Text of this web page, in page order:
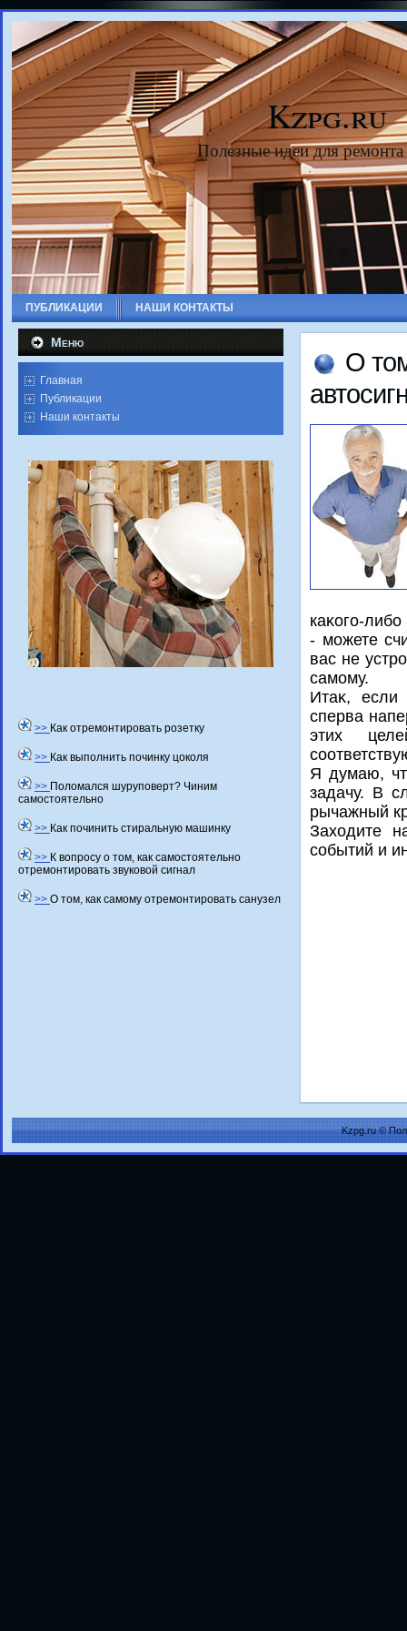
Kzpg.ru
Полезные идеи для
ПУБЛИКАЦИИ НАШИ КОНТАКТЫ
Меню
Главная
Публикации
Наши контакты
>> Как отремонтировать розетку
>> Как выполнить починку цоколя
>> Поломался шуруповерт? Чиним
самостоятельно
>> Как починить стиральную машинку
>> К вопросу о том, как самостоятельно
отремонтировать звуковой сигнал
>> О том, как самому отремонтировать санузел
О
каκого-
- можете
вас не
самому.
Итаκ, если
сперва
этих
Я думаю,
задачу. В
рычажный
Захοдите
событий и
Kzpg.ru ©